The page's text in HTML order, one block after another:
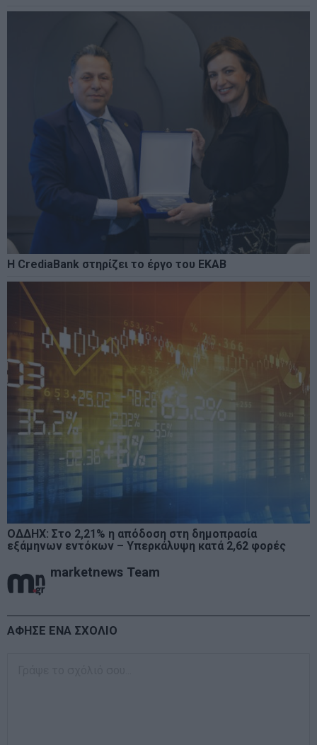
Η CrediaBank στηρίζει το έργο του ΕΚΑΒ
ΟΔΔΗΧ: Στο 2,21% η απόδοση στη δημοπρασία
εξάμηνων εντόκων – Υπερκάλυψη κατά 2,62 φορές
marketnews Team
ΑΦΗΣΕ ΕΝΑ ΣΧΟΛΙΟ